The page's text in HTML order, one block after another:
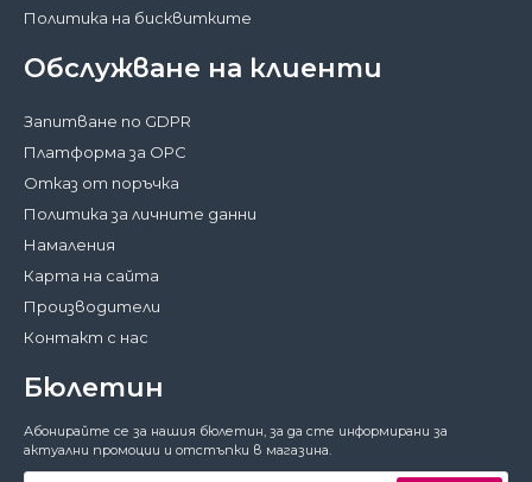
За да работи този сайт както трябва,
понякога запазваме на вашето устройство
Политика на бисквитките
Обслужване на клиенти
Запитване по GDPR
Платформа за ОРС
Отказ от поръчка
Политика за личните данни
Намаления
Карта на сайта
Производители
Контакт с нас
Бюлетин
Абонирайте се за нашия бюлетин, за да сте информирани за
актуални промоции и отстъпки в магазина.